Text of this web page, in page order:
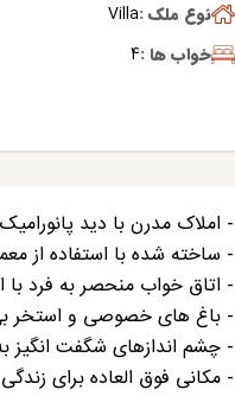
نوع ملک :Villa
خواب ها :4
- املاک مدرن با دید
- ساخته شده با استفاده از
- اتاق خواب منحصر به فرد با
- باغ های خصوصی و استخر
- چشم اندازهای شگفت انگیز
- مکانی فوق العاده برای زندگی